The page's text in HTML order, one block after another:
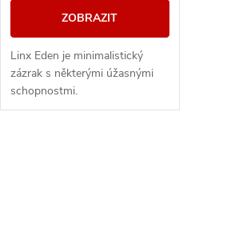
u
k
d
u
k
ZOBRAZIT
Linx Eden je minimalistický
zázrak s některými úžasnými
schopnostmi.